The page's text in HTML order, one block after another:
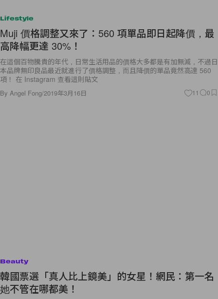
Lifestyle
Muji 價格調整又來了：560 項單品即日起降價，最
高降幅更達 30%！
在這個百物騰貴的年代，日常生活用品的價格大多都是有加無減，不過日
本品牌無印良品最近就進行了價格調整，而且降價的單品竟然高達 560
項！ 在 Instagram 查看這則貼文
By Angel Fong/2019年3月16日 11 0
Beauty
韓國票選「真人比上鏡美」的女星！網民：第一名
她不管在哪都美！